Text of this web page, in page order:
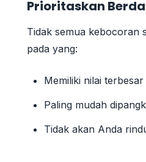
Prioritaskan
Tidak semua kebocoran
pada yang:
Memiliki nilai terbesar
Paling mudah
Tidak akan Anda